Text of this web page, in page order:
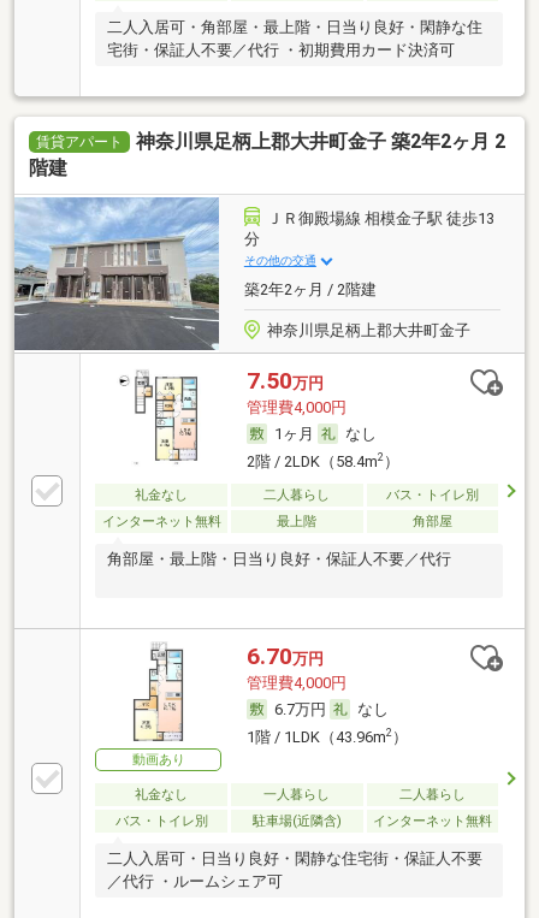
二人入居可・角部屋・最上階・日当り良好・閑静な住
宅街・保証人不要／代行 ・初期費用カード決済可
賃貸アパート
神奈川県足柄上郡大井町金子 築2年2ヶ月 2
階建
ＪＲ御殿場線 相模金子駅 徒歩13
分
その他の交通
築2年2ヶ月 / 2階建
神奈川県足柄上郡大井町金子
7.50万円
管理費4,000円
1ヶ月
なし
2階 / 2LDK（58.4m2）
礼金なし 二人暮らし
バス・トイレ別
インターネット無料
最上階 角部屋
角部屋・最上階・日当り良好・保証人不要／代行
動画あり
6.70万円
管理費4,000円
6.7万円
なし
1階 / 1LDK（43.96m2）
礼金なし 一人暮らし
二人暮らし
バス・トイレ別
駐車場(近隣含) インターネット無料
二人入居可・日当り良好・閑静な住宅街・保証人不要
／代行 ・ルームシェア可